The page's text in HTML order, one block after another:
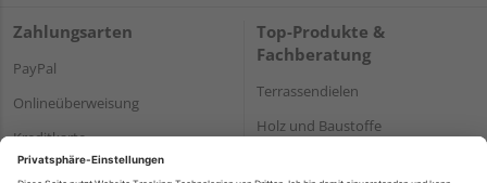
Zahlungsarten
PayPal
Onlineüberweisung
Kreditkarte
Rechnung*
Top-Produkte &
Fachberatung
Terrassendielen
Holz und Baustoffe